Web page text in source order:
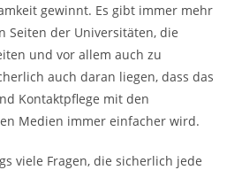
gewinnt. Es gibt immer mehr
Seiten der Universitäten, die
und vor allem auch zu
auch daran liegen, dass das
Kontaktpflege mit den
Medien immer einfacher wird.
viele Fragen, die sicherlich jede